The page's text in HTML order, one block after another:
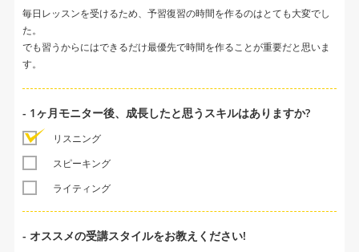
毎日レッスンを受けるため、予習復習の時間を作るのはとても大変でし
た。
でも習うからにはできるだけ最優先で時間を作ることが重要だと思いま
す。
- 1ヶ月モニター後、成長したと思うスキルはありますか?
リスニング
スピーキング
ライティング
- オススメの受講スタイルをお教えください!